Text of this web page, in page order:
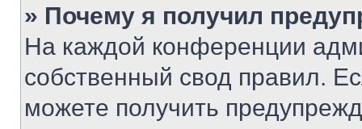
» Почему я получил
На каждой конференции
собственный свод правил.
можете получить